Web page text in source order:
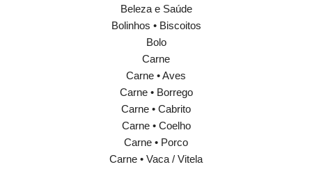
Beleza e Saúde
Bolinhos • Biscoitos
Bolo
Carne
Carne • Aves
Carne • Borrego
Carne • Cabrito
Carne • Coelho
Carne • Porco
Carne • Vaca / Vitela